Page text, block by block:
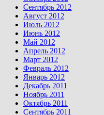
Сентябрь 2012
Август 2012
Июль 2012
Июнь 2012
Май 2012
Апрель 2012
Март 2012
Февраль 2012
Январь 2012
Декабрь 2011
Ноябрь 2011
Октябрь 2011
Сентябрь 2011